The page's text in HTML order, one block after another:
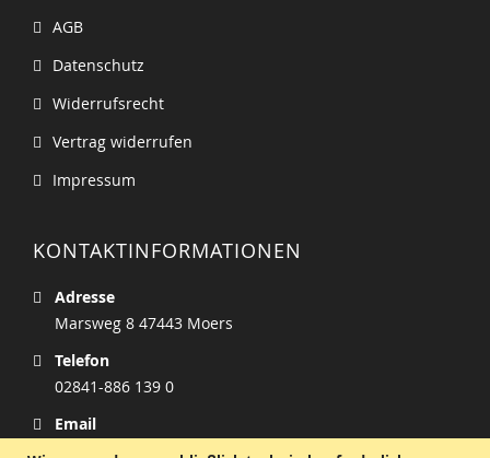
AGB
Datenschutz
Widerrufsrecht
Vertrag widerrufen
Impressum
KONTAKTINFORMATIONEN
Adresse
Marsweg 8 47443 Moers
Telefon
02841-886 139 0
Email
info@zucker-welt.de